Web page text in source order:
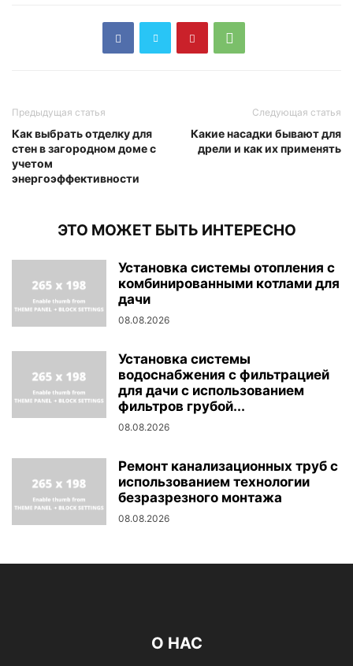
Предыдущая статья
Как выбрать отделку для
стен в загородном доме с
учетом
энергоэффективности
Следующая статья
Какие насадки бывают для
дрели и как их применять
ЭТО МОЖЕТ БЫТЬ ИНТЕРЕСНО
Установка системы отопления с
комбинированными котлами для
дачи
08.08.2026
Установка системы
водоснабжения с фильтрацией
для дачи с использованием
фильтров грубой...
08.08.2026
Ремонт канализационных труб с
использованием технологии
безразрезного монтажа
08.08.2026
О НАС